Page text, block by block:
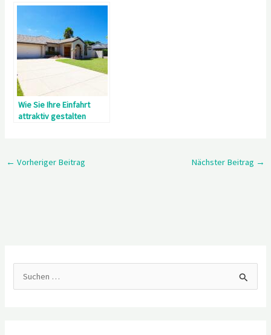
Wie Sie Ihre Einfahrt
attraktiv gestalten
← Vorheriger Beitrag Nächster Beitrag →